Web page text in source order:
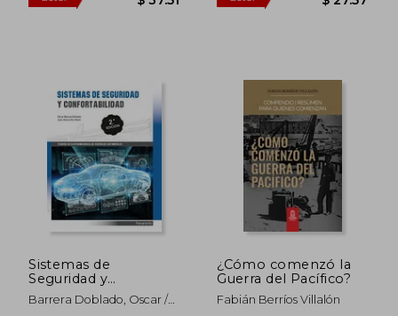
Sistemas de
Seguridad y
Confortabilidad 2. ª
Edición 2019
Barrera Doblado, Oscar /
¿Cómo comenzó la
Guerra del Pacífico?
Fabián Berríos Villalón